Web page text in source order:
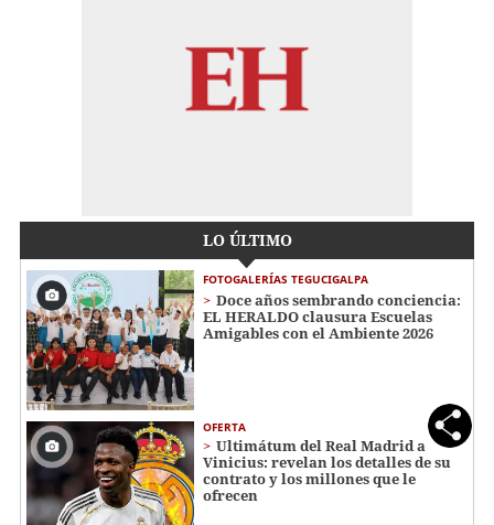
LO ÚLTIMO
FOTOGALERÍAS TEGUCIGALPA
Doce años sembrando conciencia:
EL HERALDO clausura Escuelas
Amigables con el Ambiente 2026
OFERTA
Ultimátum del Real Madrid a
Vinicius: revelan los detalles de su
contrato y los millones que le
ofrecen